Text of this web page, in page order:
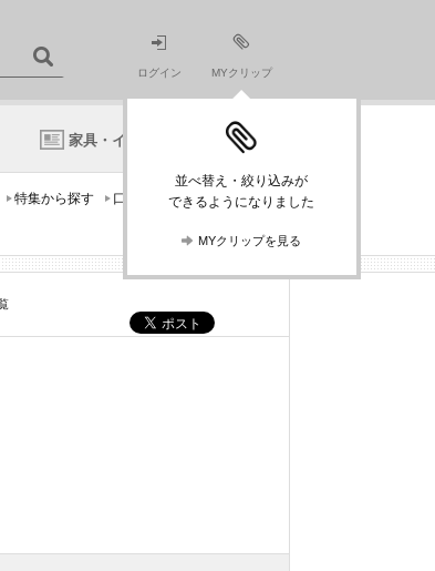
ログイン MYクリップ
並べ替え・絞り込みが
できるようになりました
MYクリップを見る
家具・インテリアニュース
特集から探す 口コミから探す